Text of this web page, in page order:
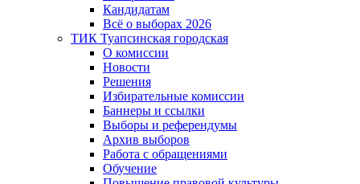
Кандидатам
Всё о выборах 2026
ТИК Туапсинская городская
О комиссии
Новости
Решения
Избирательные комиссии
Баннеры и ссылки
Выборы и референдумы
Архив выборов
Работа с обращениями
Обучение